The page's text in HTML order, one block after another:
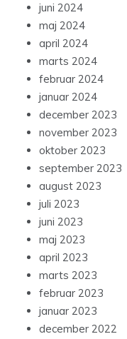
juni 2024
maj 2024
april 2024
marts 2024
februar 2024
januar 2024
december 2023
november 2023
oktober 2023
september 2023
august 2023
juli 2023
juni 2023
maj 2023
april 2023
marts 2023
februar 2023
januar 2023
december 2022